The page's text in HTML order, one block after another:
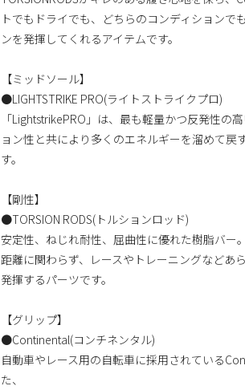
トでもドライでも、どちらのコンディションで
ンを発揮してくれるアイテムです。
【ミッドソール】
●LIGHTSTRIKE PRO(ライトストライクプロ)
「LightstrikePRO」は、最も軽量かつ反発性の
ョン性と共により多くのエネルギーを溜めて
す。
【剛性】
●TORSION RODS(トルションロッド)
安定性、ねじれ耐性、屈曲性に優れた樹脂バー。
距離に関わらず、レースやトレーニングなどあ
発揮するパーツです。
【グリップ】
●Continental(コンチネンタル)
自動車やレース用の自転車に採用されている
た、